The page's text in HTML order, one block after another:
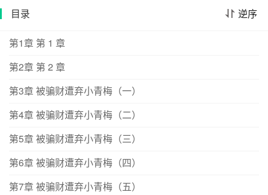
纪轻轻就脑子不好,真可怜。世界一：心灵手巧小青梅,状元
竹马为攀附权贵,始乱终弃；世界二：美艳女明星青梅,被总
裁竹马骗走角色资源,讨好新欢；世界三：傲娇小公主青梅,
世子竹马移情穿越女主,含恨葬身火海；世界四：魔教圣
女……[食用指南]1.快穿文,有CP。2.每个故事都是青梅X竹
————————【预收求戳】幻言预收戳专栏《我写论
文养你啊[重生]》即将毕业的冉清悠被抽调去进行秘密研
的科研生涯。八年后,完成任务结束脱密期的冉清悠一连上
网络,就看到了当日的头条新闻——刚刚宣布退圈息影的影
帝莫嘉祥乘坐的飞机坠毁,目前尚不清楚机上人员伤亡情
况。莫嘉祥,冉清悠离开前都没能好好进行告别的男友。冉
逆序
目录
第1章 第 1 章
第2章 第 2 章
第3章 被骗财遭弃小青梅（一）
第4章 被骗财遭弃小青梅（二）
第5章 被骗财遭弃小青梅（三）
第6章 被骗财遭弃小青梅（四）
第7章 被骗财遭弃小青梅（五）